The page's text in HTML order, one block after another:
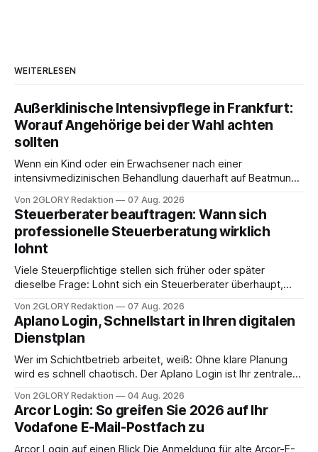
WEITERLESEN
Außerklinische Intensivpflege in Frankfurt:
Worauf Angehörige bei der Wahl achten
sollten
Wenn ein Kind oder ein Erwachsener nach einer
intensivmedizinischen Behandlung dauerhaft auf Beatmung
angewiesen ist, stellt sich für Familien eine schwierige
Frage: Muss die Versorgung dauerhaft in der Klinik bleiben –
oder ist ein Leben zu Hause möglich? Die außerklinische
Intensivpflege bietet genau diese Alternative: Sie
Von 2GLORY Redaktion 07 Aug. 2026
Steuerberater beauftragen: Wann sich
professionelle Steuerberatung wirklich
lohnt
Viele Steuerpflichtige stellen sich früher oder später
dieselbe Frage: Lohnt sich ein Steuerberater überhaupt,
erledigen? Die kurze Antwort: Bei einfachen
Einkommensverhältnissen reicht häufig eine Steuersoftware
aus – sobald jedoch mehrere Einkunftsarten
zusammentreffen oder größere finanzielle Veränderungen
anstehen, zahlt sich professionelle Unterstützung meist
Von 2GLORY Redaktion 07 Aug. 2026
Aplano Login, Schnellstart in Ihren digitalen
Dienstplan
Wer im Schichtbetrieb arbeitet, weiß: Ohne klare Planung
wird es schnell chaotisch. Der Aplano Login ist Ihr zentraler
abwesenheiten und die gesamte kommunikation rund um
Ihr personal digital zu organisieren. In diesem Leitfaden
erfahren Sie alles, was Sie für einen reibungslosen Einstieg
brauchen, von der Registrierung
Von 2GLORY Redaktion 04 Aug. 2026
Arcor Login: So greifen Sie 2026 auf Ihr
Vodafone E-Mail-Postfach zu
Arcor Login auf einen Blick Die Anmeldung für alte Arcor-E-